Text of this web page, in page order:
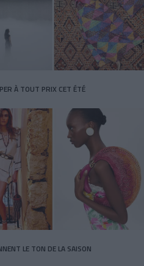
À TOUT PRIX CET ÉTÉ
LE TON DE LA SAISON